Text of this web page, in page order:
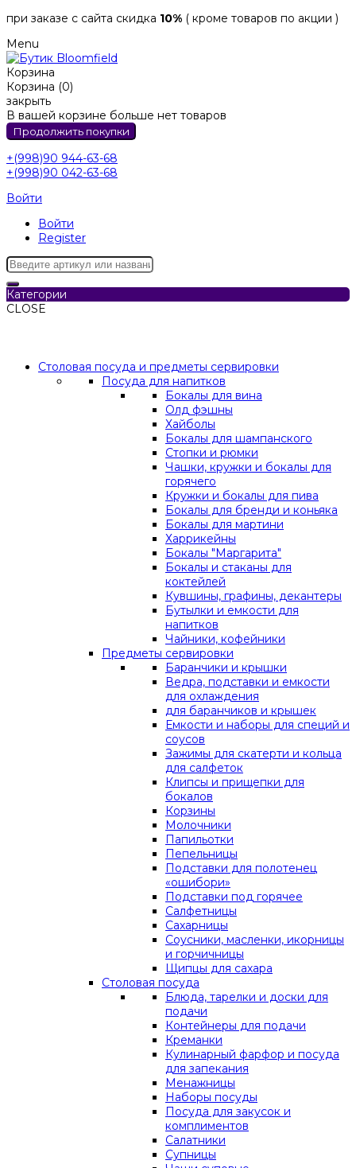
при заказе с сайта скидка 10% ( кроме товаров по акции )
Menu
Корзина
Корзина (0)
закрыть
В вашей корзине больше нет товаров
Продолжить покупки
+(998)90 944-63-68
+(998)90 042-63-68
Войти
Войти
Register
Категории
CLOSE
Столовая посуда и предметы сервировки
Посуда для напитков
Бокалы для вина
Олд фэшны
Хайболы
Бокалы для шампанского
Стопки и рюмки
Чашки, кружки и бокалы для
горячего
Кружки и бокалы для пива
Бокалы для бренди и коньяка
Бокалы для мартини
Харрикейны
Бокалы "Маргарита"
Бокалы и стаканы для
коктейлей
Кувшины, графины, декантеры
Бутылки и емкости для
напитков
Чайники, кофейники
Предметы сервировки
Баранчики и крышки
Ведра, подставки и емкости
для охлаждения
для баранчиков и крышек
Емкости и наборы для специй и
соусов
Зажимы для скатерти и кольца
для салфеток
Клипсы и прищепки для
бокалов
Корзины
Молочники
Папильотки
Пепельницы
Подставки для полотенец
«ошибори»
Подставки под горячее
Салфетницы
Сахарницы
Соусники, масленки, икорницы
и горчичницы
Щипцы для сахара
Столовая посуда
Блюда, тарелки и доски для
подачи
Контейнеры для подачи
Креманки
Кулинарный фарфор и посуда
для запекания
Менажницы
Наборы посуды
Посуда для закусок и
комплиментов
Салатники
Супницы